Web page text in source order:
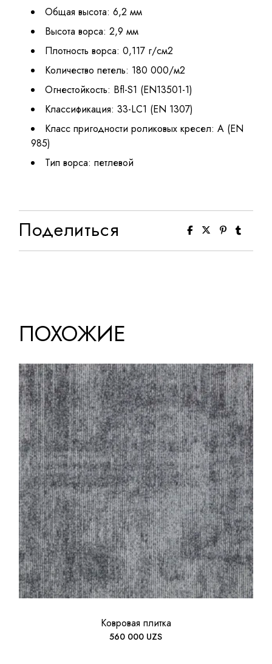
Общая высота: 6,2 мм
Высота ворса: 2,9 мм
Плотность ворса: 0,117 г/см2
Количество петель: 180 000/м2
Огнестойкость: Bfl-S1 (EN13501-1)
Классификация: 33-LC1 (EN 1307)
Класс пригодности роликовых кресел: A (EN
985)
Тип ворса: петлевой
Поделиться
ПОХОЖИЕ
Ковровая плитка
560 000 UZS